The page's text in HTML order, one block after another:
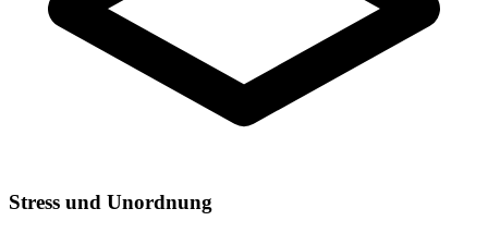
Stress und Unordnung